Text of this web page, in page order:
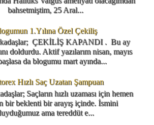
bahsetmiştim, 25 Aral...
1.Yılına Özel Çekiliş
ÇEKİLİŞ KAPANDI . Bu ay
doldurdu. Aktif yazılarım nisan, mayıs
da blogumu mart ayında...
Hızlı Saç Uzatan Şampuan
Saçların hızlı uzaması için hemen
bir beklenti bir arayış içinde. İsmini
ama tereddüt e...